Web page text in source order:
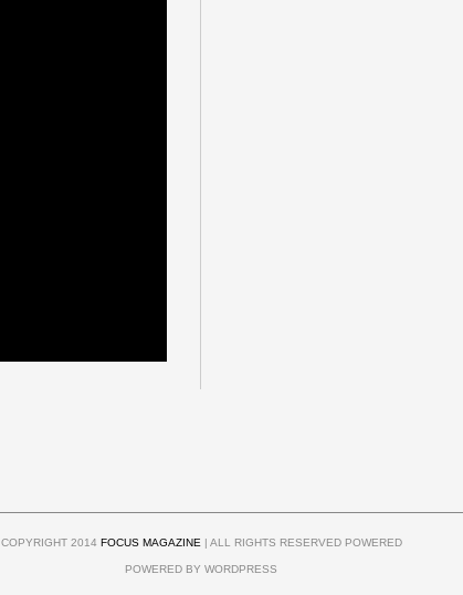
COPYRIGHT 2014 FOCUS MAGAZINE | ALL RIGHTS RESERVED POWERED
POWERED BY WORDPRESS